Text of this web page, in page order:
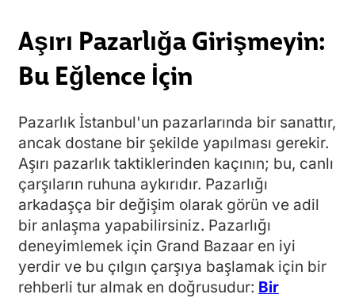
Aşırı Pazarlığa Girişmeyin:
Bu Eğlence İçin
Pazarlık İstanbul'un pazarlarında bir sanattır,
ancak dostane bir şekilde yapılması gerekir.
Aşırı pazarlık taktiklerinden kaçının; bu, canlı
çarşıların ruhuna aykırıdır. Pazarlığı
arkadaşça bir değişim olarak görün ve adil
bir anlaşma yapabilirsiniz. Pazarlığı
deneyimlemek için Grand Bazaar en iyi
yerdir ve bu çılgın çarşıya başlamak için bir
rehberli tur almak en doğrusudur: Bir